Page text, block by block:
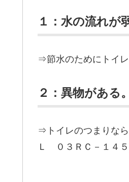
１：水の流れが
⇒節水のためにトイ
２：異物がある。
⇒トイレのつまりな
Ｌ ０３ＲＣ－１４５